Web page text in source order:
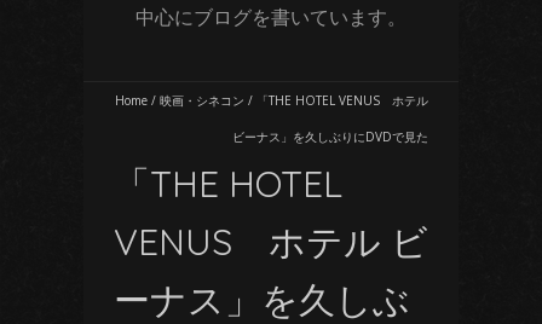
中心にブログを書いています。
Home / 映画・シネコン / 「THE HOTEL VENUS ホテル
ビーナス」を久しぶりにDVDで見た
「THE HOTEL
VENUS ホテル ビ
ーナス」を久しぶ